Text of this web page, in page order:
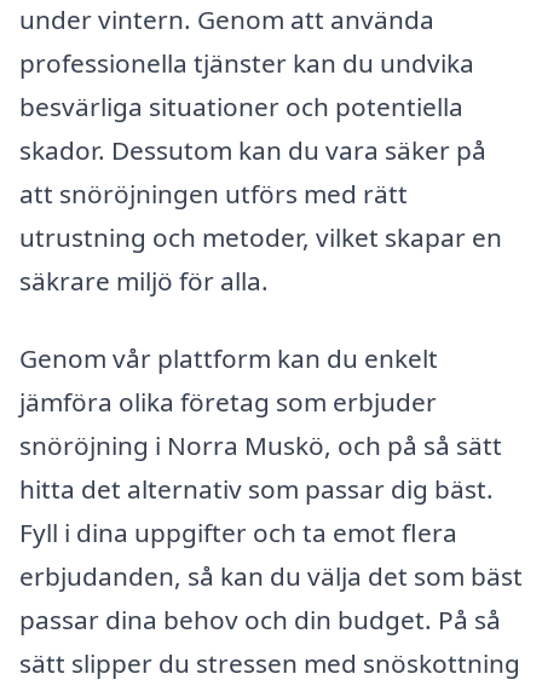
under vintern. Genom att använda
professionella tjänster kan du undvika
besvärliga situationer och potentiella
skador. Dessutom kan du vara säker på
att snöröjningen utförs med rätt
utrustning och metoder, vilket skapar en
säkrare miljö för alla.
Genom vår plattform kan du enkelt
jämföra olika företag som erbjuder
snöröjning i Norra Muskö, och på så sätt
hitta det alternativ som passar dig bäst.
Fyll i dina uppgifter och ta emot flera
erbjudanden, så kan du välja det som bäst
passar dina behov och din budget. På så
sätt slipper du stressen med snöskottning